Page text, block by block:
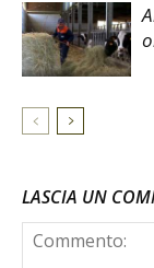
LASCIA UN